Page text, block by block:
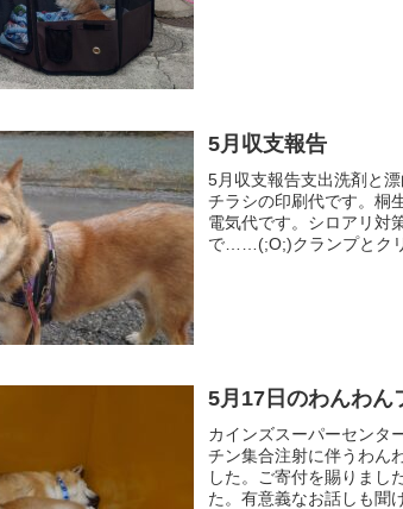
5月収支報告
5月収支報告支出洗剤と
チラシの印刷代です。桐
電気代です。シロアリ対
で……(;O;)クランプとク
5月17日のわんわん
カインズスーパーセンタ
チン集合注射に伴うわん
した。ご寄付を賜りまし
た。有意義なお話しも聞